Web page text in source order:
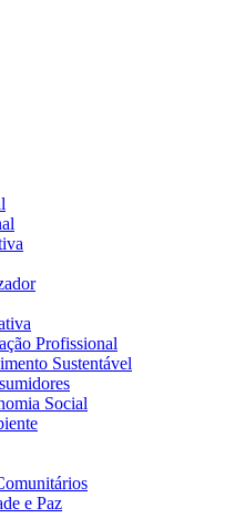
Profissional
Sustentável
Social
e Paz